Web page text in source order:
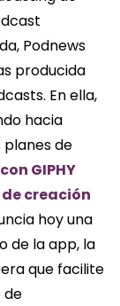
Podnews
producida
En ella,
hacia
de
GIPHY
creación
hoy una
de la app, la
que facilite
de